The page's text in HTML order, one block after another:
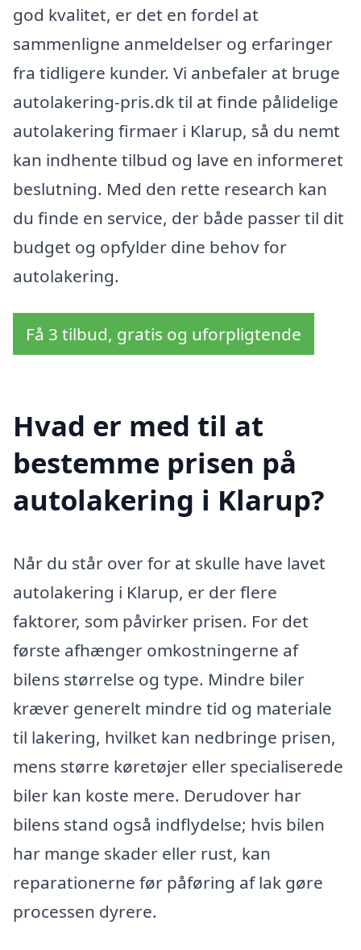
god kvalitet, er det en fordel at
sammenligne anmeldelser og erfaringer
fra tidligere kunder. Vi anbefaler at bruge
autolakering-pris.dk til at finde pålidelige
autolakering firmaer i Klarup, så du nemt
kan indhente tilbud og lave en informeret
beslutning. Med den rette research kan
du finde en service, der både passer til dit
budget og opfylder dine behov for
autolakering.
Få 3 tilbud, gratis og uforpligtende
Hvad er med til at
bestemme prisen på
autolakering i Klarup?
Når du står over for at skulle have lavet
autolakering i Klarup, er der flere
faktorer, som påvirker prisen. For det
første afhænger omkostningerne af
bilens størrelse og type. Mindre biler
kræver generelt mindre tid og materiale
til lakering, hvilket kan nedbringe prisen,
mens større køretøjer eller specialiserede
biler kan koste mere. Derudover har
bilens stand også indflydelse; hvis bilen
har mange skader eller rust, kan
reparationerne før påføring af lak gøre
processen dyrere.